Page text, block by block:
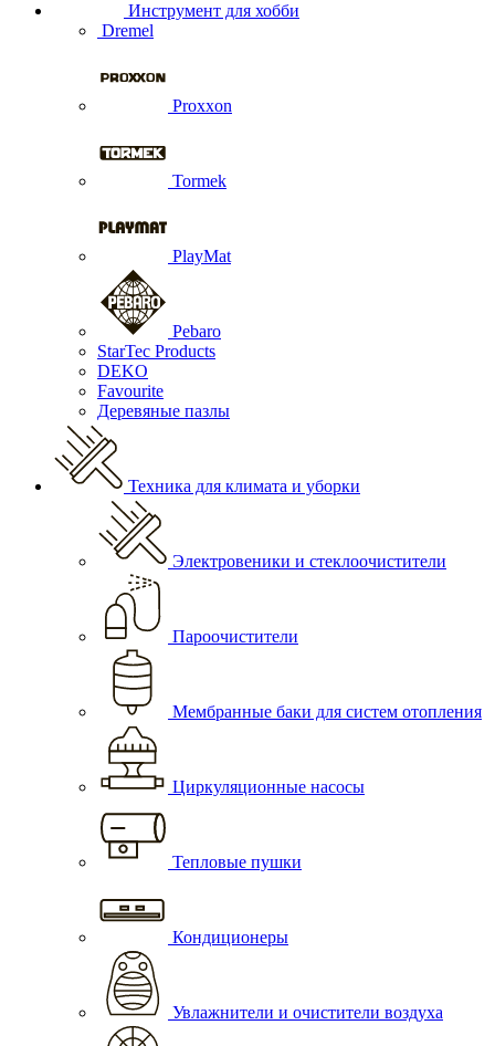
Инструмент для хобби
Dremel
Proxxon
Tormek
PlayMat
Pebaro
StarTec Products
DEKO
Favourite
Деревяные пазлы
Техника для климата и уборки
Электровеники и стеклоочистители
Пароочистители
Мембранные баки для систем отопления
Циркуляционные насосы
Тепловые пушки
Кондиционеры
Увлажнители и очистители воздуха